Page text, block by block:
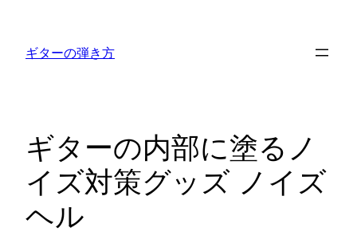
ギターの弾き方
ギターの内部に塗るノ
イズ対策グッズ ノイズ
ヘル